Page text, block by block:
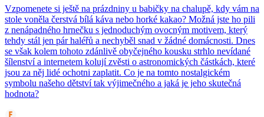
Vzpomenete si ještě na prázdniny u babičky na chalupě, kdy vám na
stole voněla čerstvá bílá káva nebo horké kakao? Možná jste ho pili
z nenápadného hrnečku s jednoduchým ovocným motivem, který
tehdy stál jen pár haléřů a nechyběl snad v žádné domácnosti. Dnes
se však kolem tohoto zdánlivě obyčejného kousku strhlo nevídané
šílenství a internetem kolují zvěsti o astronomických částkách, které
jsou za něj lidé ochotni zaplatit. Co je na tomto nostalgickém
symbolu našeho dětství tak výjimečného a jaká je jeho skutečná
hodnota?